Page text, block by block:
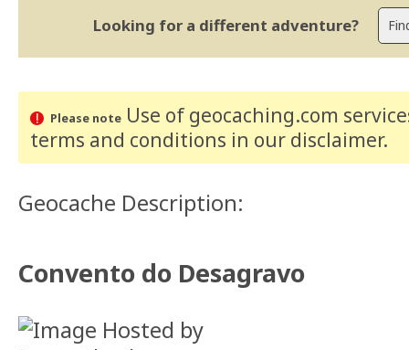
Looking for a different adventure?
Please noteUse of geocaching.com
terms and conditions in our disclaimer.
Geocache Description:
Convento do Desagravo